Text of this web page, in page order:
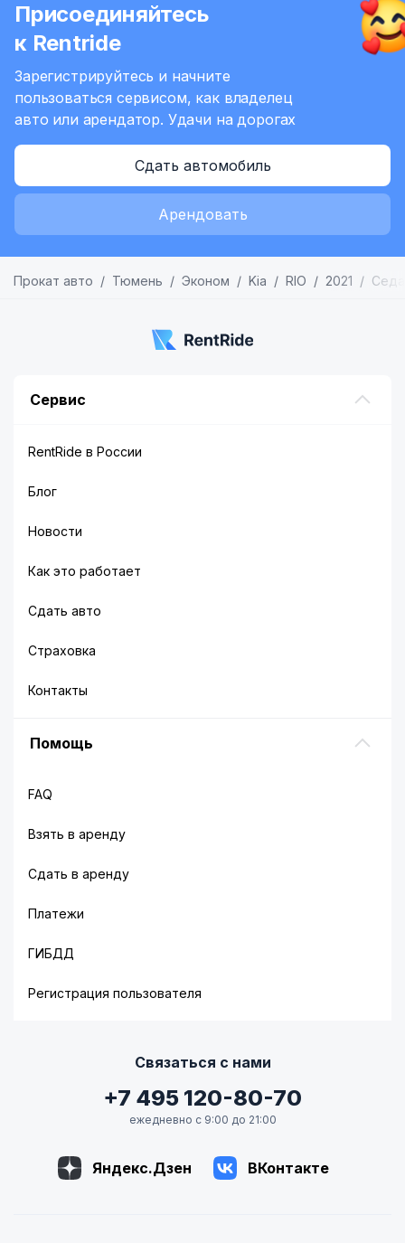
6
Присоединяйтесь
к Rentride
Зарегистрируйтесь и начните
пользоваться сервисом, как владелец
авто или арендатор. Удачи на дорогах
Сдать автомобиль
Арендовать
Прокат авто Тюмень Эконом Kia RIO 2021
Сервис
RentRide в России
Блог
Новости
Как это работает
Сдать авто
Страховка
Контакты
Помощь
FAQ
Взять в аренду
Сдать в аренду
Платежи
ГИБДД
Регистрация пользователя
Связаться с нами
+7 495 120-80-70
ежедневно с 9:00 до 21:00
Яндекс.Дзен ВКонтакте